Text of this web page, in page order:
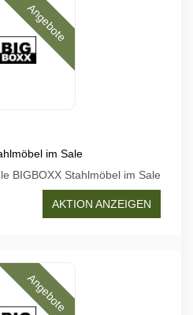
Angebote
im Sale
BIGBOXX Stahlmöbel im Sale
AKTION ANZEIGEN
Angebote